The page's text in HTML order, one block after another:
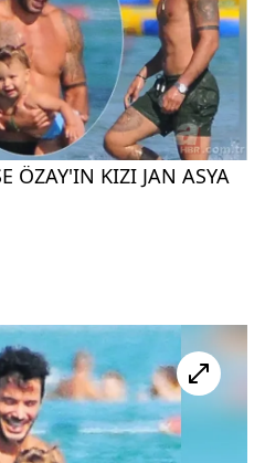
ÖZAY'IN KIZI JAN ASYA